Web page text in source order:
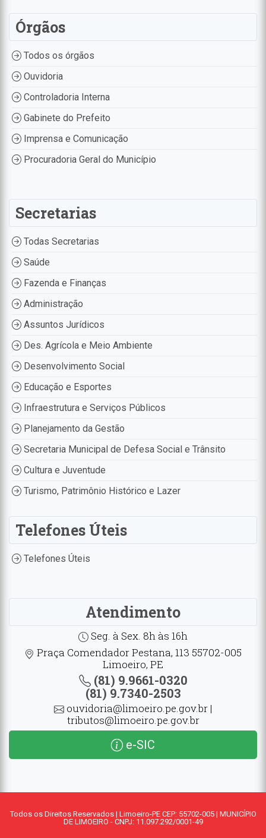
Órgãos
Todos os órgãos
Ouvidoria
Controladoria Interna
Gabinete do Prefeito
Imprensa e Comunicação
Procuradoria Geral do Município
Secretarias
Todas Secretarias
Saúde
Fazenda e Finanças
Administração
Assuntos Jurídicos
Des. Agrícola e Meio Ambiente
Desenvolvimento Social
Educação e Esportes
Infraestrutura e Serviços Públicos
Planejamento da Gestão
Secretaria Municipal de Defesa Social e Trânsito
Cultura e Juventude
Turismo, Patrimônio Histórico e Lazer
Telefones Úteis
Telefones Úteis
Atendimento
Seg. à Sex. 8h às 16h
Praça Comendador Pestana, 113 55702-005
Limoeiro, PE
(81) 9.9661-0320
(81) 9.7340-2503
ouvidoria@limoeiro.pe.gov.br |
tributos@limoeiro.pe.gov.br
e-SIC
Todos os Direitos Reservados | Limoeiro-PE CEP: 55702-005 | MUNICÍPIO
DE LIMOEIRO - CNPJ: 11.097.292/0001-49